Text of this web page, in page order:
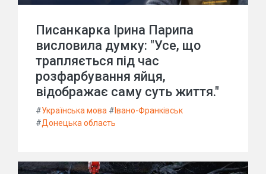
Писанкарка Ірина Парипа
висловила думку: "Усе, що
трапляється під час
розфарбування яйця,
відображає саму суть життя."
#Українська мова # Івано-Франківськ
#Донецька область